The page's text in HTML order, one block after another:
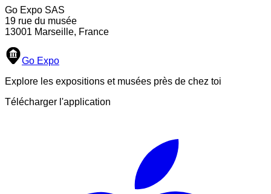
Go Expo SAS
19 rue du musée
13001 Marseille, France
Go Expo
Explore les expositions et musées près de chez toi
Télécharger l'application